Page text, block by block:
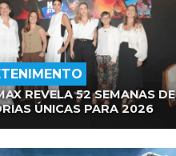
REVELA 52 SEMANAS DE
ÚNICAS PARA 2026